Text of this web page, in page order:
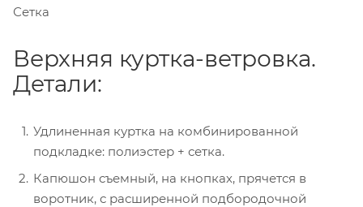
Сетка
Верхняя куртка-ветровка.
Детали:
Удлиненная куртка на комбинированной
подкладке: полиэстер + сетка.
Капюшон съемный, на кнопках, прячется в
воротник, с расширенной подбородочной